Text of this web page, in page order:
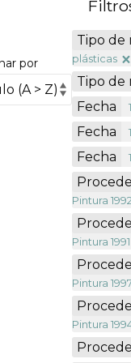
por
Tipo de
plásticas
Tipo de
Fecha
Fecha
Fecha
Pintura 1992
Pintura 1991
Pintura
Pintura